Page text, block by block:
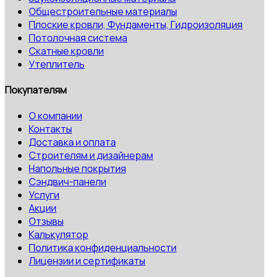
Общестроительные материалы
Плоские кровли, Фундаменты, Гидроизоляция
Потолочная система
Скатные кровли
Утеплитель
Покупателям
О компании
Контакты
Доставка и оплата
Строителям и дизайнерам
Напольные покрытия
Сэндвич-панели
Услуги
Акции
Отзывы
Калькулятор
Политика конфиденциальности
Лицензии и сертификаты